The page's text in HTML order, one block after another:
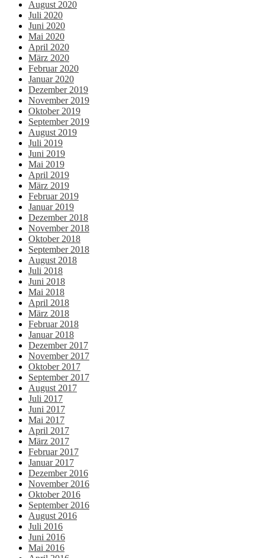
August 2020
Juli 2020
Juni 2020
Mai 2020
April 2020
März 2020
Februar 2020
Januar 2020
Dezember 2019
November 2019
Oktober 2019
September 2019
August 2019
Juli 2019
Juni 2019
Mai 2019
April 2019
März 2019
Februar 2019
Januar 2019
Dezember 2018
November 2018
Oktober 2018
September 2018
August 2018
Juli 2018
Juni 2018
Mai 2018
April 2018
März 2018
Februar 2018
Januar 2018
Dezember 2017
November 2017
Oktober 2017
September 2017
August 2017
Juli 2017
Juni 2017
Mai 2017
April 2017
März 2017
Februar 2017
Januar 2017
Dezember 2016
November 2016
Oktober 2016
September 2016
August 2016
Juli 2016
Juni 2016
Mai 2016